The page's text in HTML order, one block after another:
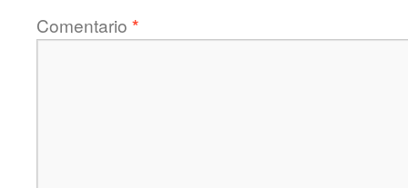
Comentario *